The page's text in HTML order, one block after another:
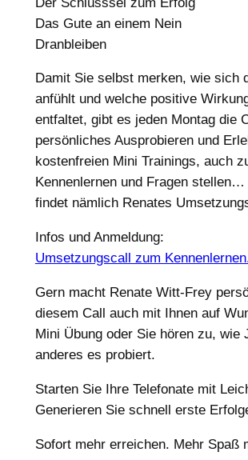
Das Gute an einem Nein
Dranbleiben
Damit Sie selbst merken, wie sich
anfühlt und welche positive
entfaltet, gibt es jeden Montag die
persönliches Ausprobieren und
kostenfreien Mini Trainings, auch
Kennenlernen und Fragen stellen…
findet nämlich Renates
Infos und Anmeldung:
Umsetzungscall zum
Gern macht Renate Witt-Frey
diesem Call auch mit Ihnen auf
Mini Übung oder Sie hören zu, wie
anderes es probiert.
Starten Sie Ihre Telefonate mit
Generieren Sie schnell erste
Sofort mehr erreichen. Mehr Spaß